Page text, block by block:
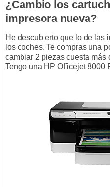
¿Cambio los
impresora nueva?
He descubierto que lo de las
los coches. Te compras una
cambiar 2 piezas cuesta más
Tengo una HP Officejet 8000